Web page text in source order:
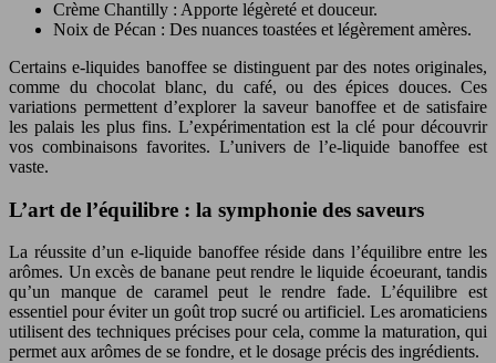
Crème Chantilly : Apporte légèreté et douceur.
Noix de Pécan : Des nuances toastées et légèrement amères.
Certains e-liquides banoffee se distinguent par des notes originales,
comme du chocolat blanc, du café, ou des épices douces. Ces
variations permettent d’explorer la saveur banoffee et de satisfaire
les palais les plus fins. L’expérimentation est la clé pour découvrir
vos combinaisons favorites. L’univers de l’e-liquide banoffee est
vaste.
L’art de l’équilibre : la symphonie des saveurs
La réussite d’un e-liquide banoffee réside dans l’équilibre entre les
arômes. Un excès de banane peut rendre le liquide écoeurant, tandis
qu’un manque de caramel peut le rendre fade. L’équilibre est
essentiel pour éviter un goût trop sucré ou artificiel. Les aromaticiens
utilisent des techniques précises pour cela, comme la maturation, qui
permet aux arômes de se fondre, et le dosage précis des ingrédients.